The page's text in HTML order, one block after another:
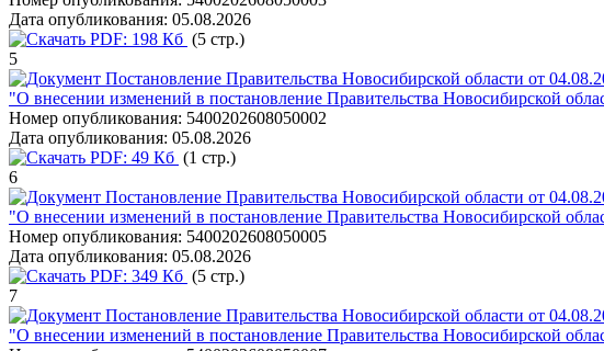
Дата опубликования: 05.08.2026
PDF: 198 Кб (5 стр.)
5
Постановление Правительства Новосибирской области от
"О внесении изменений в постановление Правительства Новосибирской
Номер опубликования: 5400202608050002
Дата опубликования: 05.08.2026
PDF: 49 Кб (1 стр.)
6
Постановление Правительства Новосибирской области от
"О внесении изменений в постановление Правительства Новосибирской
Номер опубликования: 5400202608050005
Дата опубликования: 05.08.2026
PDF: 349 Кб (5 стр.)
7
Постановление Правительства Новосибирской области от
"О внесении изменений в постановление Правительства Новосибирской